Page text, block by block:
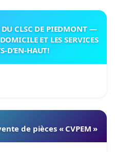
CLSC DE PIEDMONT —
ET LES SERVICES
D’EN-HAUT!
de pièces « CVPEM »